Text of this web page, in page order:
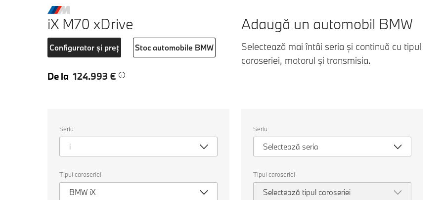
iX M70 xDrive
Configurator și preț Stoc automobile BMW
De la 124.993 €
următoarele
proprietăți
pentru
a
o
mașină
pentru
comparație.
Seria
i
Tipul caroseriei
BMW iX
Adaugă un automobil BMW
Selectează mai întâi seria și continuă cu tipul
caroseriei, motorul și transmisia.
următoarele
proprietăți
pentru
a
o
mașină
pentru
comparație.
Seria
Selectează seria
Tipul caroseriei
Selectează tipul caroseriei